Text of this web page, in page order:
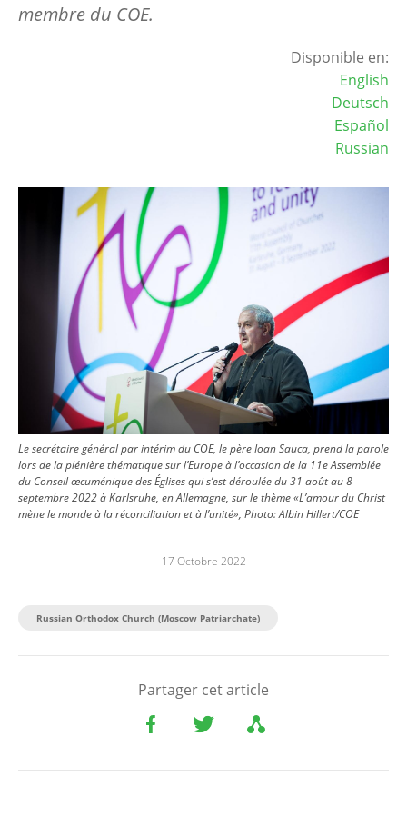
membre du COE.
Disponible en:
English
Deutsch
Español
Russian
Le secrétaire général par intérim du COE, le père Ioan Sauca, prend la parole
lors de la plénière thématique sur l’Europe à l’occasion de la 11e Assemblée
du Conseil œcuménique des Églises qui s’est déroulée du 31 août au 8
septembre 2022 à Karlsruhe, en Allemagne, sur le thème «L’amour du Christ
mène le monde à la réconciliation et à l’unité», Photo: Albin Hillert/COE
17 Octobre 2022
Russian Orthodox Church (Moscow Patriarchate)
Partager cet article